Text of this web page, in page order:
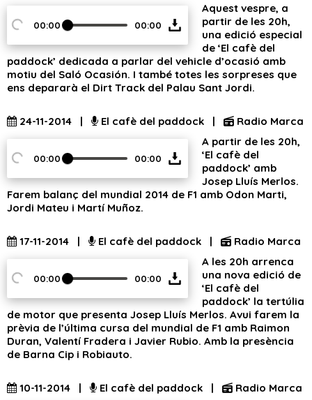
00:00 00:00
Aquest vespre, a
partir de les 20h,
una edició especial
de ‘El cafè del
paddock’ dedicada a parlar del vehicle d’ocasió amb
motiu del Saló Ocasión. I també totes les sorpreses que
ens depararà el Dirt Track del Palau Sant Jordi.
24-11-2014 | El cafè del paddock | Radio Marca
00:00 00:00
A partir de les 20h,
‘El cafè del
paddock’ amb
Josep Lluís Merlos.
Farem balanç del mundial 2014 de F1 amb Odon Marti,
Jordi Mateu i Martí Muñoz.
17-11-2014 | El cafè del paddock | Radio Marca
00:00 00:00
A les 20h arrenca
una nova edició de
‘El cafè del
paddock’ la tertúlia
de motor que presenta Josep Lluís Merlos. Avui farem la
prèvia de l’última cursa del mundial de F1 amb Raimon
Duran, Valentí Fradera i Javier Rubio. Amb la presència
de Barna Cip i Robiauto.
10-11-2014 | El cafè del paddock | Radio Marca